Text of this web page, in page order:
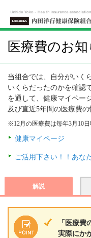
医療費のお
当組合では、自分がいく
いくらだったのかを確認
を通して、健康マイペー
及び直近5年間の医療費
※12月の医療費は毎年3月10日
健康マイページ
ご活用下さい！！あな
解説
「医療費
実際にか